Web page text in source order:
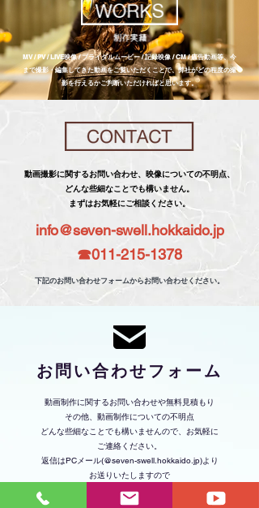
MV / PV / LIVE映像 / ブライダルムービー / 記録映像 / CM /広告動画等、 今
まで撮影・編集してきた動画をご覧いただくことで、弊社がどの程度の撮
影を行えるかご判断いただければと思います。
動画撮影に関するお問い合わせ、映像についての不明点、
どんな些細なことでも構いません。
まずはお気軽にご相談ください。
info@seven-swell.hokkaido.jp
​☎︎011-215-1378
​下記のお問い合わせフォームからお問い合わせください。
​お問い合わせフォーム
動画制作に関するお問い合わせや無料見積もり
その他、動画制作についての不明点
どんな些細なことでも構いませんので、お気軽に
ご連絡ください。
返信はPCメール(@seven-swell.hokkaido.jp)より
お送りいたしますので
​受信できるように設定をお願い申し上げます。